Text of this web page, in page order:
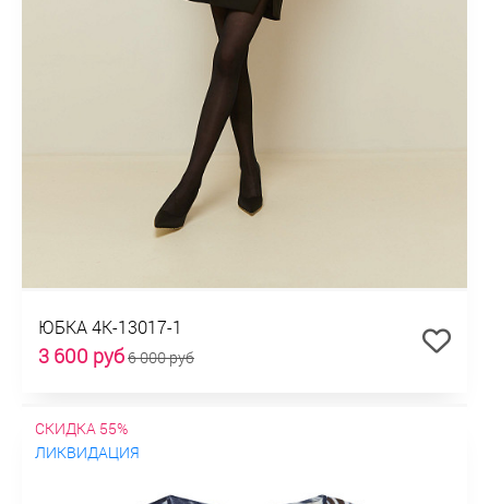
ЮБКА 4К-13017-1
3 600 руб6 000 руб
СКИДКА 55%
ЛИКВИДАЦИЯ